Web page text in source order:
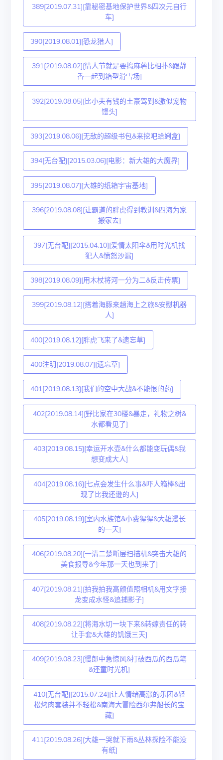
389[2019.07.31][靠秘密基地保护世界&四次元自行
车]
390[2019.08.01][恐龙猎人]
391[2019.08.02][情人节就是要捣麻薯比相扑&跟静
香一起到箱型滑雪场]
392[2019.08.05][比小夫有钱的土豪驾到&激似宠物
馒头]
393[2019.08.06][无敌的超级书包&来挖吧蛤蜊盒]
394[无台配][2015.03.06][电影：新大雄的大魔界]
395[2019.08.07][大雄的纸箱宇宙基地]
396[2019.08.08][让霸道的胖虎得到教训&四海为家
搬家去]
397[无台配][2015.04.10][爱情太阳伞&用时光机找
犯人&愤怒沙漏]
398[2019.08.09][用木杖将河一分为二&反击传票]
399[2019.08.12][搭着海豚来趟海上之旅&安慰机器
人]
400[2019.08.12][胖虎飞来了&遗忘草]
400注明[2019.08.07][遗忘草]
401[2019.08.13][我们的空中大战&不能恨的药]
402[2019.08.14][野比家在30楼&暴走，礼物之树&
水都看见了]
403[2019.08.15][幸运开水壶&什么都能变玩偶&我
想变成大人]
404[2019.08.16][七点会发生什么事&吓人箱棒&出
现了比我还逊的人]
405[2019.08.19][室内水族馆&小费猩猩&大雄漫长
的一天]
406[2019.08.20][一清二楚断层扫描机&突击大雄的
美食报导&今年那一天也到来了]
407[2019.08.21][拍我拍我高颜值照相机&用文字接
龙变成水怪&追捕影子]
408[2019.08.22][将海水切一块下来&转嫁责任的转
让手套&大雄的饥饿三天]
409[2019.08.23][慢郎中急惊风&打破西瓜的西瓜笔
&还童时光机]
410[无台配][2015.07.24][让人情绪高涨的乐团&轻
松烤肉套装并不轻松&南海大冒险西尔弗船长的宝
藏]
411[2019.08.26][大雄一哭就下雨&丛林探险不能没
有纸]